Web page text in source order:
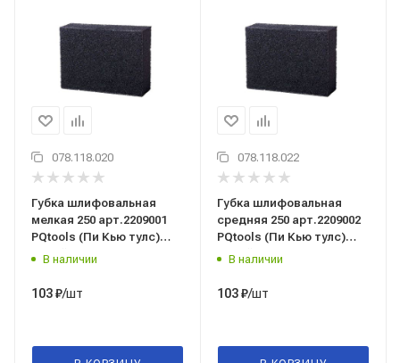
078.118.020
Губка шлифовальная
мелкая 250 арт.2209001
PQtools (Пи Кью тулс)
Китай
В наличии
103₽/шт
078.118.022
Губка шлифовальная
средняя 250 арт.2209002
PQtools (Пи Кью тулс)
Китай
В наличии
103₽/шт